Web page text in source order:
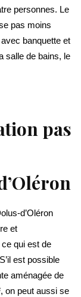
personnes. Le
pas moins
banquette et
salle de bains, le
pas
d’Oléron
et
ce qui est de
est possible
aménagée de
on peut aussi se